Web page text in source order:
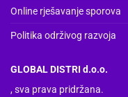
Online rješavanje sporova
Politika održivog razvoja
GLOBAL DISTRI d.o.o.
, sva prava pridržana.